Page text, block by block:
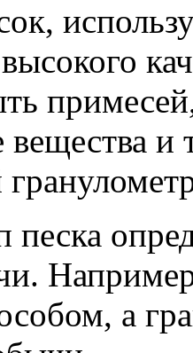
вещества
песка
а